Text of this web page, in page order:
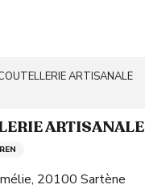
ARTISANALE
ARTISANALE
20100 Sartène